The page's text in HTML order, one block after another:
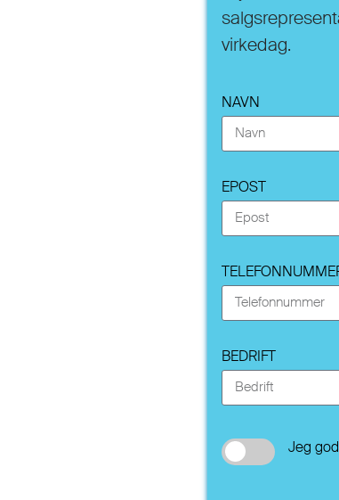
virkedag.
NAVN
EPOST
BEDRIFT
Jeg